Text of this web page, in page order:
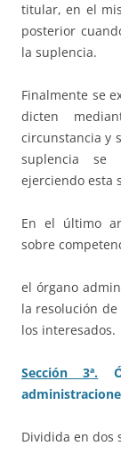
titular, en el
posterior
la suplencia.
Finalmente se
dicten
circunstancia y
suplencia se
ejerciendo esta
En el último
sobre
el órgano
la resolución
los interesados.
Sección 3ª.
Dividida en dos